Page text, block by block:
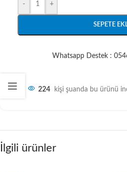
- +
SEPETE
Whatsapp Destek :
224 kişi şuanda bu ürünü
İlgili ürünler